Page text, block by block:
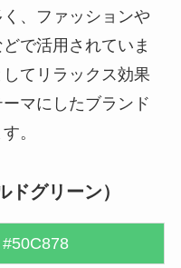
、ファッションや
で活用されていま
てリラックス効果
マにしたブランド
。
ドグリーン）
#50C878